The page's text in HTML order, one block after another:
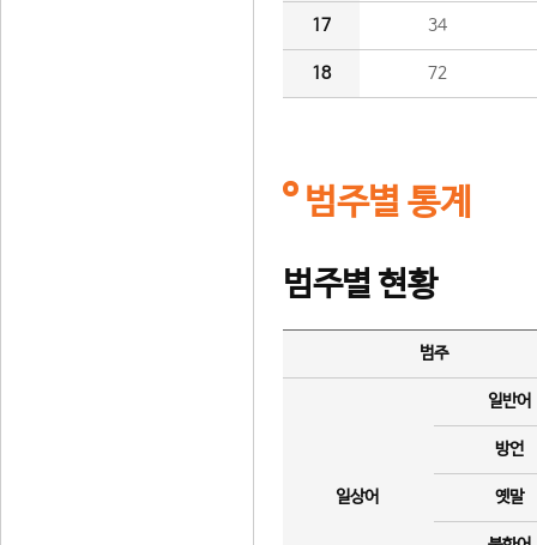
17 34
18 72
범주별 통계
범주별 현황
범주
일상어
일반어
방언
옛말